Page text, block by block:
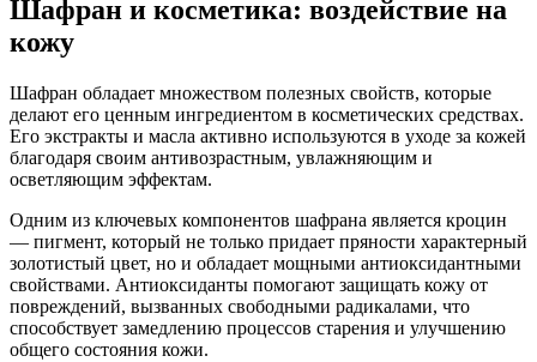
Шафран и косметика: воздействие на
кожу
Шафран обладает множеством полезных свойств, которые
делают его ценным ингредиентом в косметических средствах.
Его экстракты и масла активно используются в уходе за кожей
благодаря своим антивозрастным, увлажняющим и
осветляющим эффектам.
Одним из ключевых компонентов шафрана является кроцин
— пигмент, который не только придает пряности характерный
золотистый цвет, но и обладает мощными антиоксидантными
свойствами. Антиоксиданты помогают защищать кожу от
повреждений, вызванных свободными радикалами, что
способствует замедлению процессов старения и улучшению
общего состояния кожи.